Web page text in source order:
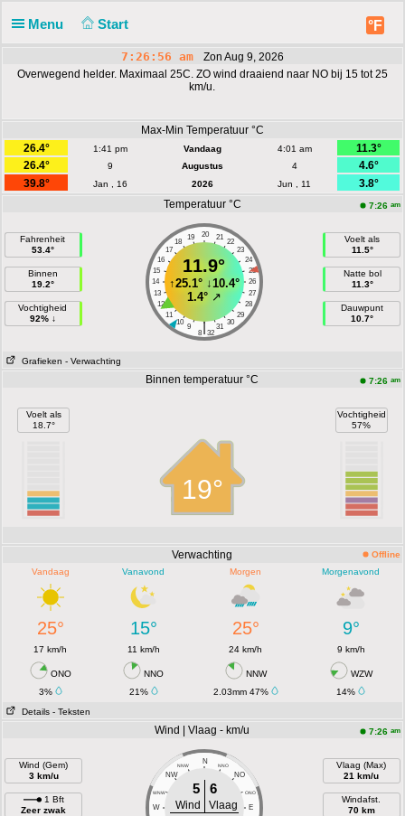
Menu Start °F
7:26:56 am
Zon Aug 9, 2026
Overwegend helder. Maximaal 25C. ZO wind draaiend naar NO bij 15 tot 25
km/u.
Max-Min Temperatuur °C
26.4°
1:41 pm Vandaag 4:01 am
11.3°
26.4°
9 Augustus 4
4.6°
39.8°
Jan , 16 2026 Jun , 11
3.8°
Temperatuur °C
7:26 am
Fahrenheit
53.4°
Binnen
19.2°
Vochtigheid
92% ↓
20
19 21
18
22
17
23
16
24
15
25
14
26
13
27
12
28
11
29
10
30
9 31
|
8 32
11.9°
↑25.1°↓10.4°
1.4°↗
Voelt als
11.5°
Natte bol
11.3°
Dauwpunt
10.7°
Grafieken - Verwachting
Binnen temperatuur °C 7:26 am
Voelt als
18.7°
19°
Vochtigheid
57%
Verwachting
Offline
Vandaag
Vanavond Morgen Morgenavond
25° 15° 25° 9°
17 km/h 11 km/h 24 km/h 9 km/h
ONO NNO NNW
WZW
3%
21% 2.03mm 47%
14%
Details - Teksten
Wind | Vlaag - km/u 7:26 am
Wind (Gem)
3 km/u
1 Bft
Zeer zwak
N
NNW NNO
NW NO
WNW ONO
W E
5 6
Wind
Vlaag
Vlaag (Max)
21 km/u
Windafst.
70 km